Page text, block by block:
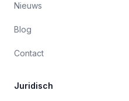
Nieuws
Blog
Contact
Juridisch